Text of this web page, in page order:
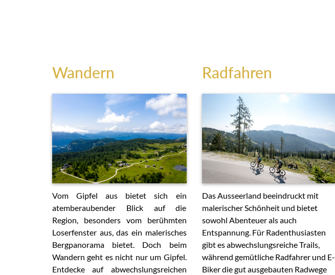
Wandern
Vom Gipfel aus bietet sich ein
atemberaubender Blick auf die
Region, besonders vom berühmten
Loserfenster aus, das ein malerisches
Bergpanorama bietet. Doch beim
Wandern geht es nicht nur um Gipfel.
Entdecke auf abwechslungsreichen
Radfahren
Das Ausseerland beeindruckt mit
malerischer Schönheit und bietet
sowohl Abenteuer als auch
Entspannung. Für Radenthusiasten
gibt es abwechslungsreiche Trails,
während gemütliche Radfahrer und E-
Biker die gut ausgebauten Radwege